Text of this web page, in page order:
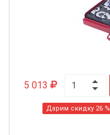
5 013
Дарим скидку 26 %